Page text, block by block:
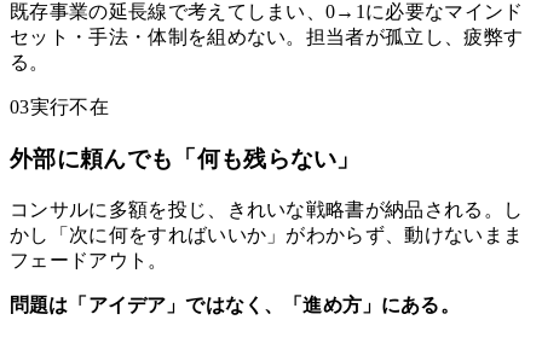
既存事業の延長線で考えてしまい、0→1に必要なマインド
セット・手法・体制を組めない。担当者が孤立し、疲弊す
る。
03実行不在
外部に頼んでも「何も残らない」
コンサルに多額を投じ、きれいな戦略書が納品される。し
かし「次に何をすればいいか」がわからず、動けないまま
フェードアウト。
問題は「アイデア」ではなく、「進め方」にある。